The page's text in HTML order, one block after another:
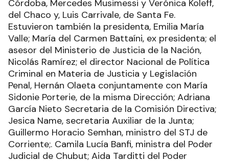
Córdoba, Mercedes Musimessi y Verónica Koleff,
del Chaco y, Luis Carrivale, de Santa Fe.
Estuvieron también la presidenta, Emilia María
Valle; María del Carmen Battaíni, ex presidenta; el
asesor del Ministerio de Justicia de la Nación,
Nicolás Ramírez; el director Nacional de Política
Criminal en Materia de Justicia y Legislación
Penal, Hernán Olaeta conjuntamente con María
Sidonie Porterie, de la misma Dirección; Adriana
García Nieto Secretaria de la Comisión Directiva;
Jesica Name, secretaria Auxiliar de la Junta;
Guillermo Horacio Semhan, ministro del STJ de
Corriente;. Camila Lucía Banfi, ministra del Poder
Judicial de Chubut; Aida Tarditti del Poder